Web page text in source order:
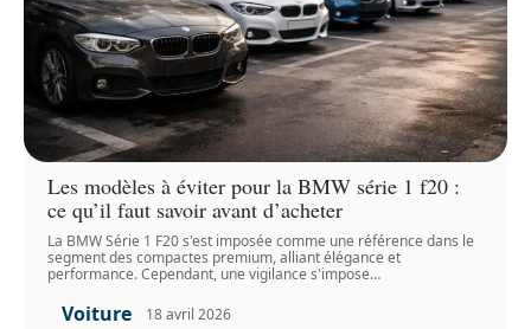
Les modèles à éviter pour la BMW série 1 f20 :
ce qu’il faut savoir avant d’acheter
La BMW Série 1 F20 s'est imposée comme une référence dans le
segment des compactes premium, alliant élégance et
performance. Cependant, une vigilance s'impose…
Voiture 18 avril 2026